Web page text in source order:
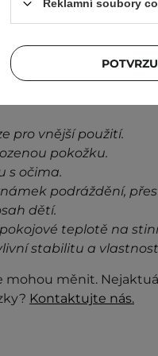
pro vnější použití.
pokožku.
s očima.
podráždění,
dětí.
teplotě na
stabilitu a
mohou měnit.
Kontaktujte nás.
Reklamní soubory